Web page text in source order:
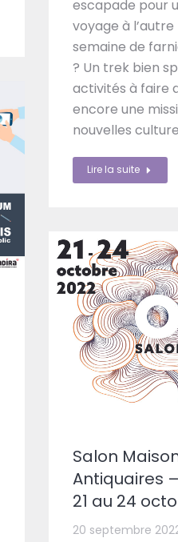
escapade pour
voyage à
semaine de
? Un trek bien
activités à faire
encore une
nouvelles
Lire la suite
Salon
Antiquaires
21 au 24
20 septembre